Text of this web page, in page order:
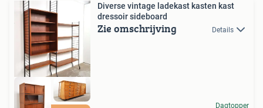
Diverse vintage ladekast kasten kast
dressoir sideboard
Zie omschrijving Details
Dagtopper